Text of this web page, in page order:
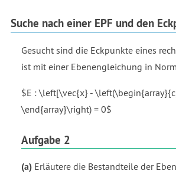
Suche nach einer EPF und den
Gesucht sind die Eckpunkte eines
ist mit einer Ebenengleichung in
$E : \left[\vec{x} -
\end{array}\right) = 0$
Aufgabe 2
(a) Erläutere die Bestandteile der